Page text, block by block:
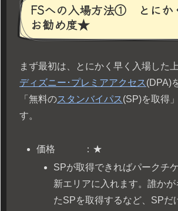
FSへの入場方法① とにか
お勧め度★
まず最初は、とにかく早く入場した
ディズニー･プレミアアクセス (DPA)
「無料のスタンバイパス (SP)を取得
す。
価格 ：★
SPが取得できればパークチ
新エリアに入れます。誰かが
たSPを取得するなど、SPだ